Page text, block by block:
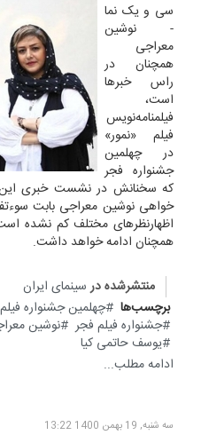
سی و یک نما
- نوشین
معراجی
همچنان در
راس خبرها
است،
فیلمنامه‌نویس
فیلم «نمور»
در چهلمین
جشنواره فجر
که سخنانش در نشست خبری این
خواهی نوشین معراجی بابت
اظهارنظرهای مختلف کم نشده
همچنان ادامه خواهد داشت.
منتشرشده در سینمای ایران
برچسب‌ها
چهلمین جشنواره
جشنواره فیلم فجر
نوشین
یوسف حاتمی کیا
ادامه مطلب...
سه شنبه, 19 بهمن 1400 13:22